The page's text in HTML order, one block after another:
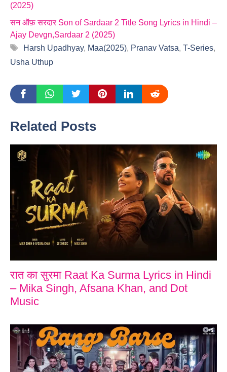
(2025)
सन ऑफ़ सरदार Son of Sardaar 2 Title Song Lyrics in Hindi –
Ajay Devgn,Sardaar 2 (2025)
Tags
Harsh Upadhyay, Maa(2025), Pranav Vatsa, T-Series,
Usha Uthup
Related Posts
रात का सुरमा Raat Ka Surma Lyrics in Hindi
– Mika Singh, Afsana Khan, and Dot
Music